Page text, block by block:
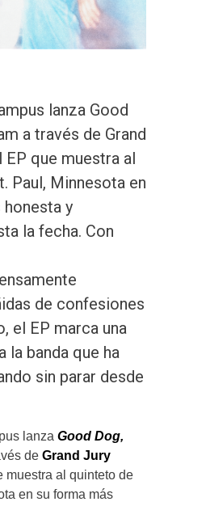
lanza Good
a través de Grand
que muestra al
Paul, Minnesota en
y
la fecha. Con
de confesiones
el EP marca una
la banda que ha
sin parar desde
lanza Good Dog,
de Grand Jury
muestra al quinteto de
en su forma más